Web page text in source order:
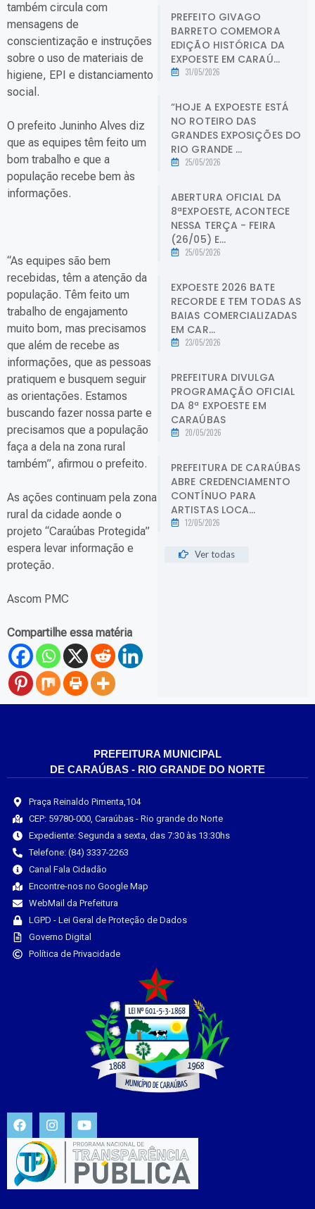
também circula com
mensagens de
conscientização e instruções
sobre o uso de materiais de
higiene, EPI e distanciamento
social.
O prefeito Juninho Alves diz
que as equipes têm feito um
bom trabalho e que a
população recebe bem às
informações.
“As equipes são bem
recebidas, têm a atenção da
população. Têm feito um
trabalho de engajamento
muito bom, mas precisamos
que além de recebe as
informações, que as pessoas
pratiquem e busquem seguir
as orientações. Estamos
buscando fazer nossa parte e
precisamos que a população
faça a dela na zona rural
também”, afirmou o prefeito.
As ações continuam pela zona
rural da cidade aonde o
projeto “Caraúbas Protegida”
espera levar informação e
proteção.
Ascom PMC
Compartilhe essa matéria
PREFEITO GIVAGO
BARRETO COMEMORA
EDIÇÃO HISTÓRICA DA
EXPOESTE EM CARAÚ...
31/05/2026
“HOJE A EXPOESTE ESTÁ
NO ROTEIRO DAS
GRANDES EXPOSIÇÕES DO
RIO GRANDE ...
25/05/2026
ABERTURA OFICIAL DA
8ªEXPOESTE, ACONTECE
NESSA TERÇA - FEIRA
(26/05) E...
25/05/2026
EXPOESTE 2026 BATE
RECORDE E TEM TODAS AS
BAIAS COMERCIALIZADAS
EM CAR...
23/05/2026
PREFEITURA DIVULGA
PROGRAMAÇÃO OFICIAL
DA 8ª EXPOESTE EM
CARAÚBAS
20/05/2026
PREFEITURA DE CARAÚBAS
ABRE CREDENCIAMENTO
CONTÍNUO PARA
ARTISTAS LOCA...
12/05/2026
Ver todas
PREFEITURA MUNICIPAL
DE CARAÚBAS - RIO GRANDE DO NORTE
Praça Reinaldo Pimenta,104
CEP: 59780-000, Caraúbas - Rio grande do Norte
Expediente: Segunda a sexta, das 7:30 às 13:30hs
Telefone: (84) 3337-2263
Canal Fala Cidadão
Encontre-nos no Google Map
WebMail da Prefeitura
LGPD - Lei Geral de Proteção de Dados
Governo Digital
Política de Privacidade